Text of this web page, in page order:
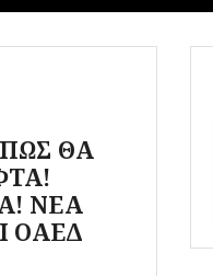
ΠΩΣ ΘΑ
ΝΕΑ
ΟΑΕΔ